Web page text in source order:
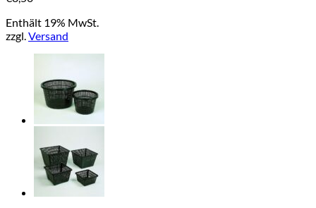
Enthält 19% MwSt.
zzgl.Versand